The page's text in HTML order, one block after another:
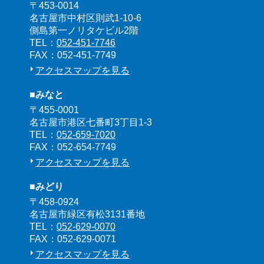
〒453-0014
名古屋市中村区則武1-10-6
側島第一ノリタケビル2階
TEL： 052-451-7746
FAX：052-451-7749
アクセスマップを見る
■みなと
〒455-0001
名古屋市港区七番町3丁目1-3
TEL： 052-659-7020
FAX：052-654-7749
アクセスマップを見る
■みどり
〒458-0924
名古屋市緑区有松3131番地
TEL： 052-629-0070
FAX：052-629-0071
アクセスマップを見る